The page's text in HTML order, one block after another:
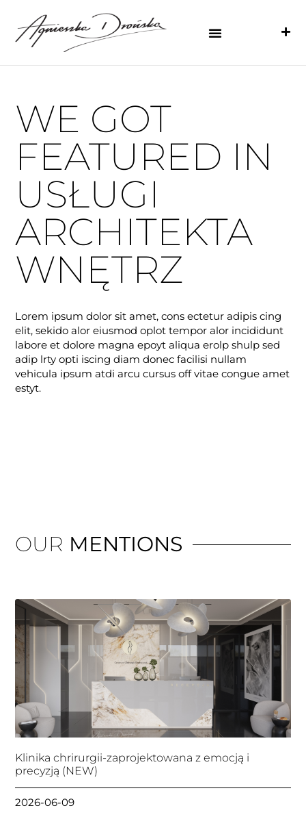
WE GOT
FEATURED IN
USŁUGI
ARCHITEKTA
WNĘTRZ
Lorem ipsum dolor sit amet, cons ectetur adipis cing
elit, sekido alor eiusmod oplot tempor alor incididunt
labore et dolore magna epoyt aliqua erolp shulp sed
adip lrty opti iscing diam donec facilisi nullam
vehicula ipsum atdi arcu cursus off vitae congue amet
estyt.
OUR MENTIONS
Klinika chrirurgii-zaprojektowana z emocją i
precyzją (NEW)
2026-06-09